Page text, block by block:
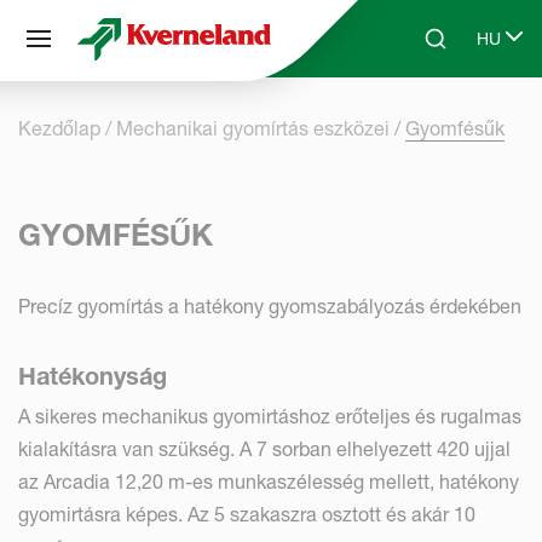
Skip to main contentSearchHU
Select
Kezdőlap Mechanikai gyomírtás eszközei Gyomfésűk
GYOMFÉSŰK
Precíz gyomírtás a hatékony gyomszabályozás érdekében
Hatékonyság
A sikeres mechanikus gyomirtáshoz erőteljes és rugalmas
kialakításra van szükség. A 7 sorban elhelyezett 420 ujjal
az Arcadia 12,20 m-es munkaszélesség mellett, hatékony
gyomirtásra képes. Az 5 szakaszra osztott és akár 10
Süti preferenciák